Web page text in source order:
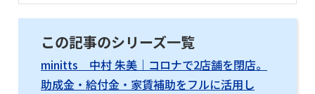
この記事のシリーズ一覧
minitts 中村 朱美｜コロナで2店舗を閉店。
助成金・給付金・家賃補助をフルに活用し